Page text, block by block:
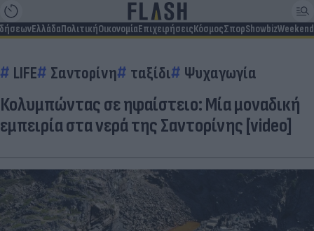
ΕλλάδαΠολιτικήΟικονομίαΕπιχειρήσειςΚόσμοςΣπορShowbizWeekend
LIFE Σαντορίνη ταξίδι Ψυχαγωγία
Κολυμπώντας σε ηφαίστειο: Μία μοναδική
εμπειρία στα νερά της Σαντορίνης [video]